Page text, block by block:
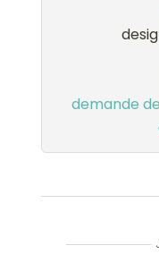
demande